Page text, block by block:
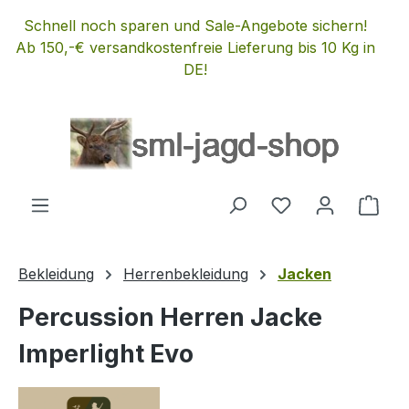
Zum Hauptinhalt springen
Schnell noch sparen und Sale-Angebote sichern!
Ab 150,-€ versandkostenfreie Lieferung bis 10 Kg in
DE!
Du hast 0
Bekleidung Herrenbekleidung Jacken
Percussion Herren Jacke
Imperlight Evo